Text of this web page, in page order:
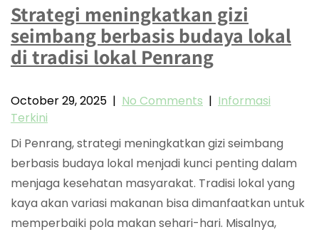
Strategi meningkatkan gizi
seimbang berbasis budaya lokal
di tradisi lokal Penrang
October 29, 2025 | No Comments | Informasi
Terkini
Di Penrang, strategi meningkatkan gizi seimbang
berbasis budaya lokal menjadi kunci penting dalam
menjaga kesehatan masyarakat. Tradisi lokal yang
kaya akan variasi makanan bisa dimanfaatkan untuk
memperbaiki pola makan sehari-hari. Misalnya,